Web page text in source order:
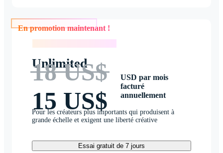
En promotion maintenant !
Unlimited
18 US$
15 US$
USD par mois
facturé
annuellement
Pour les créateurs plus importants qui produisent à
grande échelle et exigent une liberté créative
Essai gratuit de 7 jours